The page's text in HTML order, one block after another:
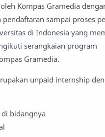
Kompas Gramedia
sampai proses
di Indonesia yang
serangkaian program
Gramedia.
unpaid internship
bidangnya